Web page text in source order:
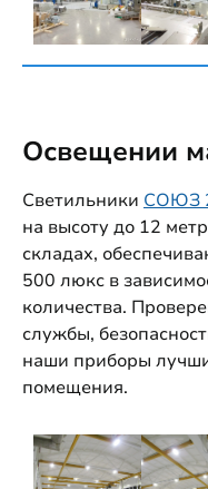
Освещении
Светильники СОЮЗ
на высоту до 12
складах,
500 люкс в
количества.
службы,
наши приборы
помещения.